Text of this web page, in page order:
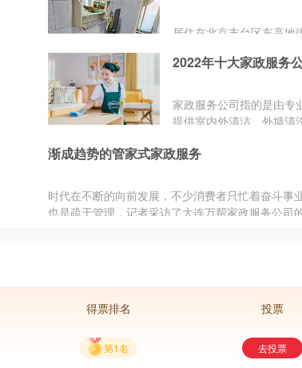
居住在北京丰台区东高地
定时间上门的京东家政保
卫生间状况,随即从双肩包
业清洁工具,有条不紊地开
的家政服务来减轻父母的
2022年十大家政服务
家政服务公司指的是由专
提供室内外清洁、外墙清
务等家政服务，将部分家
助家庭与社会互动，构建
高家庭生活质量，以此促
渐成趋势的管家式家政服务
时代在不断的向前发展，不少消费者只忙着奋斗事
也是疏于管理，记者采访了大连万帮家政服务公司
员并不理解。但是，久而久之，家政服务人员才发
得票排名 投票
第1名 去投票